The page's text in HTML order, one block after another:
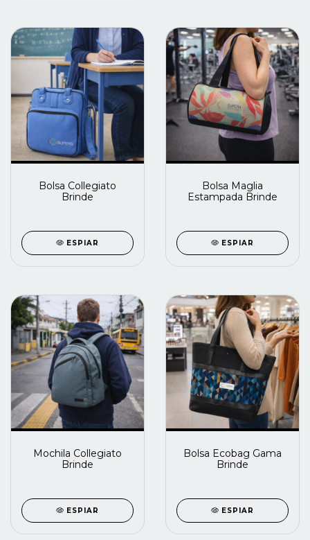
Bolsa Collegiato
Brinde
ESPIAR
Bolsa Maglia
Estampada Brinde
ESPIAR
Mochila Collegiato
Brinde
ESPIAR
Bolsa Ecobag Gama
Brinde
ESPIAR